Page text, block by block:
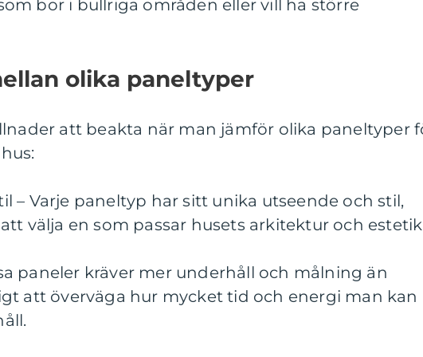
bor i bullriga områden eller vill ha större
olika paneltyper
att beakta när man jämför olika paneltyper
– Varje paneltyp har sitt unika utseende och stil,
välja en som passar husets arkitektur och
paneler kräver mer underhåll och målning än
att överväga hur mycket tid och energi man kan